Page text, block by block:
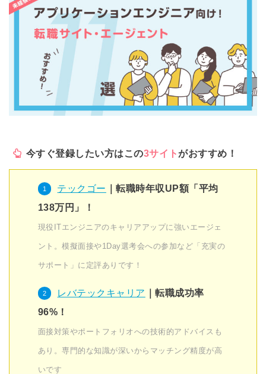
今すぐ登録したい方はこの3サイトがおすすめ！
テックゴー
｜転職時年収UP額「平均
138万円」！
現役ITエンジニアのキャリアアップに強いエージェ
ント。模擬面接や1Day選考会への参加など「充実の
サポート」に定評ありです！
レバテックキャリア
｜転職成功率
96%！
面接対策やポートフォリオへの技術的アドバイスも
あり。専門的な知識が深いからマッチング精度が高
いです